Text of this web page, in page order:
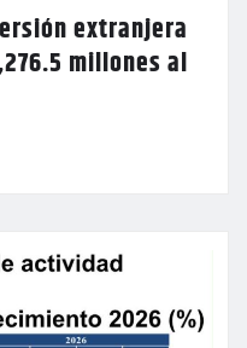
extranjera
millones al